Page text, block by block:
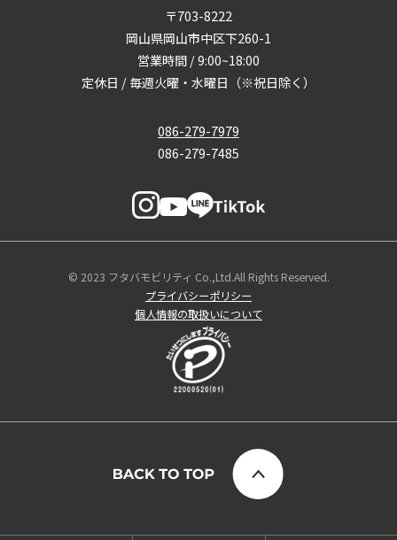
〒703-8222
岡山県岡山市中区下260-1
営業時間 / 9:00~18:00
定休日 / 毎週火曜・水曜日（※祝日除く）
086-279-7979
086-279-7485
© 2023 フタバモビリティ Co.,Ltd.All Rights Reserved.
プライバシーポリシー
個人情報の取扱いについて